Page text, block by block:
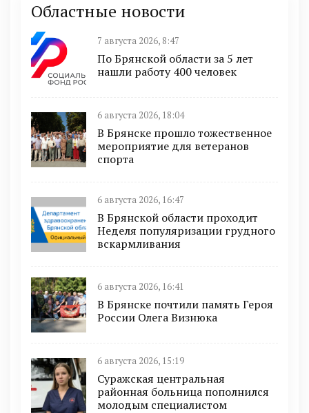
Областные новости
7 августа 2026, 8:47
По Брянской области за 5 лет
нашли работу 400 человек
6 августа 2026, 18:04
В Брянске прошло тожественное
мероприятие для ветеранов
спорта
6 августа 2026, 16:47
В Брянской области проходит
Неделя популяризации грудного
вскармливания
6 августа 2026, 16:41
В Брянске почтили память Героя
России Олега Визнюка
6 августа 2026, 15:19
Суражская центральная
районная больница пополнился
молодым специалистом